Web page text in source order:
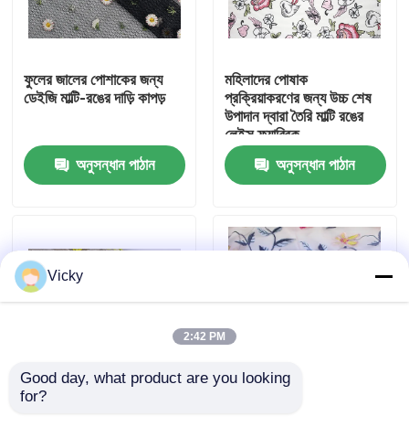
আমাদের সম্পর্কে
কারখানা ভ্রমণ
যোগাযোগ করুন
Exhibition Information
ফুলের জালের পোশাকের জন্য
ডেইজি মাল্টি-রঙের দাড়ি কাপড়
অনুসন্ধান পাঠান
মহিলাদের পোষাক
প্রক্রিয়াকরণের জন্য উচ্চ শেষ
উপাদান দ্বারা তৈরি মাল্টি রঙের
লেইস ফ্যাব্রিক
অনুসন্ধান পাঠান
বিবাহ গার্মেন্টস সজ্জা জন্য বিরাট
Vicky
2:42 PM
Good day, what product are you looking
for?